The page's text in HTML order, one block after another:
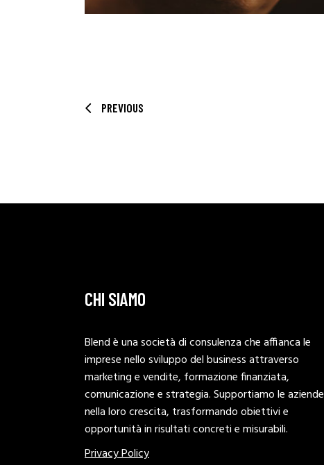
PREVIOUS
CHI SIAMO
Blend è una società di consulenza che affianca le
imprese nello sviluppo del business attraverso
marketing e vendite, formazione finanziata,
comunicazione e strategia. Supportiamo le aziende
nella loro crescita, trasformando obiettivi e
opportunità in risultati concreti e misurabili.
Privacy Policy